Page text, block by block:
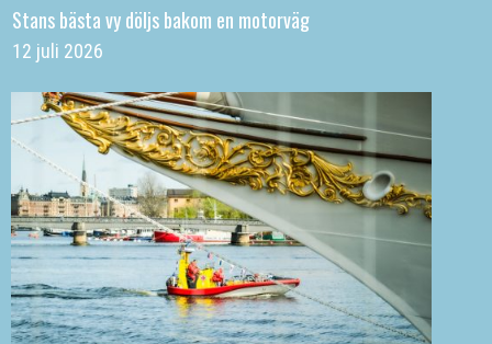
Stans bästa vy döljs bakom en motorväg
12 juli 2026